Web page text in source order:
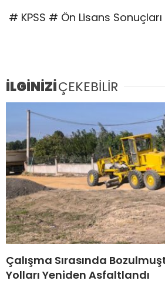
# KPSS # Ön Lisans Sonuçları
İLGİNİZİÇEKEBİLİR
Çalışma Sırasında
Yolları Yeniden Asfaltlandı